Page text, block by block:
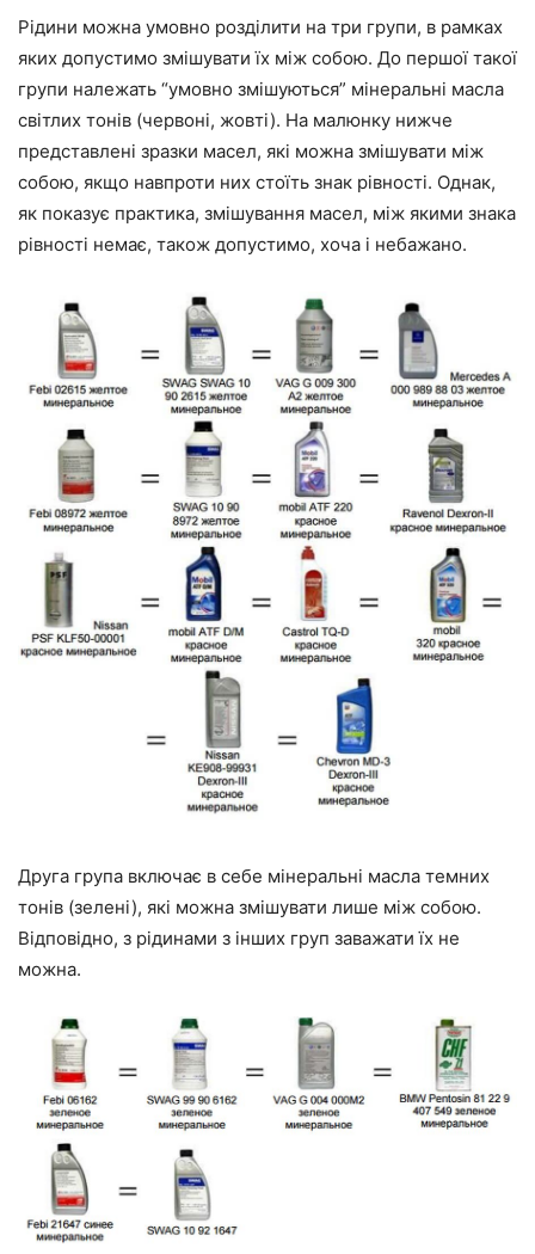
Рідини можна умовно розділити на три групи, в рамках
яких допустимо змішувати їх між собою. До першої такої
групи належать “умовно змішуються” мінеральні масла
світлих тонів (червоні, жовті). На малюнку нижче
представлені зразки масел, які можна змішувати між
собою, якщо навпроти них стоїть знак рівності. Однак,
як показує практика, змішування масел, між якими знака
рівності немає, також допустимо, хоча і небажано.
Друга група включає в себе мінеральні масла темних
тонів (зелені), які можна змішувати лише між собою.
Відповідно, з рідинами з інших груп заважати їх не
можна.